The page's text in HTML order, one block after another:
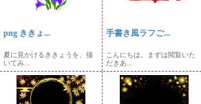
png ききょ...
夏に見かけるききょうを、描
いてみ...
手書き風ラフご...
こんにちは。まずは閲覧いた
だきあ...